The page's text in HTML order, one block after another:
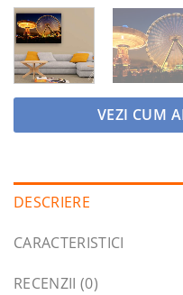
VEZI CUM
DESCRIERE
CARACTERISTICI
RECENZII (0)